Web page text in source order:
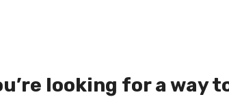
looking for a way